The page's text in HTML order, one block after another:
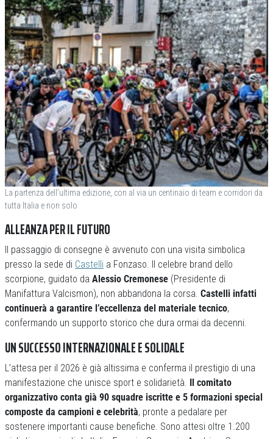
La partenza dell’ultima edizione, con al via un centinaio di team e corridori da
tutta Italia e non solo
ALLEANZA PER IL FUTURO
Il passaggio di consegne è avvenuto con una visita simbolica
presso la sede di Castelli a Fonzaso. Il celebre brand dello
scorpione, guidato da Alessio Cremonese (Presidente di
Manifattura Valcismon), non abbandona la corsa. Castelli infatti
continuerà a garantire l’eccellenza del materiale tecnico,
confermando un supporto storico che dura ormai da decenni.
UN SUCCESSO INTERNAZIONALE E SOLIDALE
L’attesa per il 2026 è già altissima e conferma il prestigio di una
manifestazione che unisce sport e solidarietà. Il comitato
organizzativo conta già 90 squadre iscritte e 5 formazioni special
composte da campioni e celebrità, pronte a pedalare per
sostenere importanti cause benefiche. Sono attesi oltre 1.200